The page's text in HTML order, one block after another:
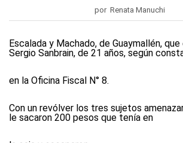
por Renata Manuchi
Escalada y Machado, de Guaymallén,
Sergio Sanbrain, de 21 años, según
en la Oficina Fiscal N° 8.
Con un revólver los tres sujetos
le sacaron 200 pesos que tenía en